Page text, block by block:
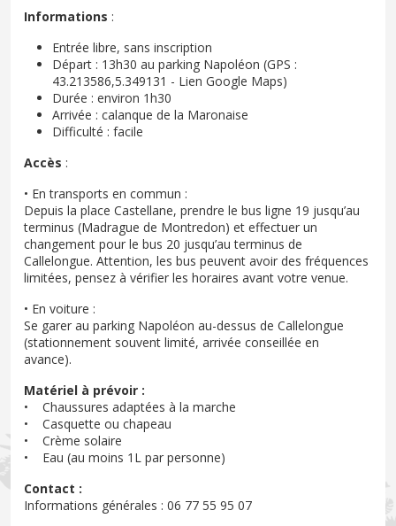
Informations :
Entrée libre, sans inscription
Départ : 13h30 au parking Napoléon (GPS :
43.213586,5.349131 - Lien Google Maps)
Durée : environ 1h30
Arrivée : calanque de la Maronaise
Difficulté : facile
Accès :
• En transports en commun :
Depuis la place Castellane, prendre le bus ligne 19 jusqu’au
terminus (Madrague de Montredon) et effectuer un
changement pour le bus 20 jusqu’au terminus de
Callelongue. Attention, les bus peuvent avoir des fréquences
limitées, pensez à vérifier les horaires avant votre venue.
• En voiture :
Se garer au parking Napoléon au-dessus de Callelongue
(stationnement souvent limité, arrivée conseillée en
avance).
Matériel à prévoir :
• Chaussures adaptées à la marche
• Casquette ou chapeau
• Crème solaire
• Eau (au moins 1L par personne)
Contact :
Informations générales : 06 77 55 95 07